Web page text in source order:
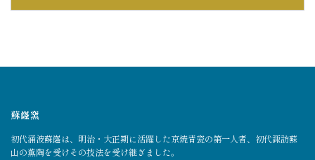
蘇嶐窯
初代涌波蘇嶐は、明治・大正期に活躍した京焼青瓷の第一人者、初代諏訪蘇
山の薫陶を受けその技法を受け継ぎました。